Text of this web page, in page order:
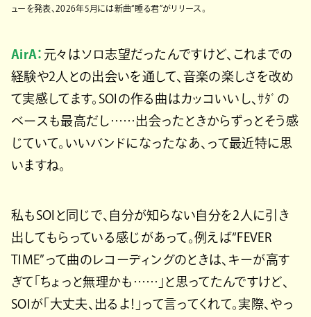
ューを発表、2026年5月には新曲“睡る君”がリリース。
AirA： 元々はソロ志望だったんですけど、これまでの
経験や2人との出会いを通して、音楽の楽しさを改め
て実感してます。SOIの作る曲はカッコいいし、ｻﾀﾞの
ベースも最高だし……出会ったときからずっとそう感
じていて。いいバンドになったなあ、って最近特に思
いますね。
私もSOIと同じで、自分が知らない自分を2人に引き
出してもらっている感じがあって。例えば“FEVER
TIME”って曲のレコーディングのときは、キーが高す
ぎて「ちょっと無理かも……」と思ってたんですけど、
SOIが「大丈夫、出るよ！」って言ってくれて。実際、やっ